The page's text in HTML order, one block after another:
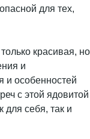
для тех,
красивая, но
и
и особенностей
с этой ядовитой
для себя, так и